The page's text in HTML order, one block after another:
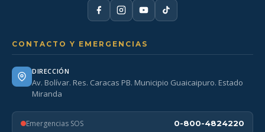
CONTACTO Y EMERGENCIAS
DIRECCIÓN
Av. Bolívar. Res. Caracas PB. Municipio Guaicaipuro. Estado
Miranda
Emergencias SOS 0-800-4824220